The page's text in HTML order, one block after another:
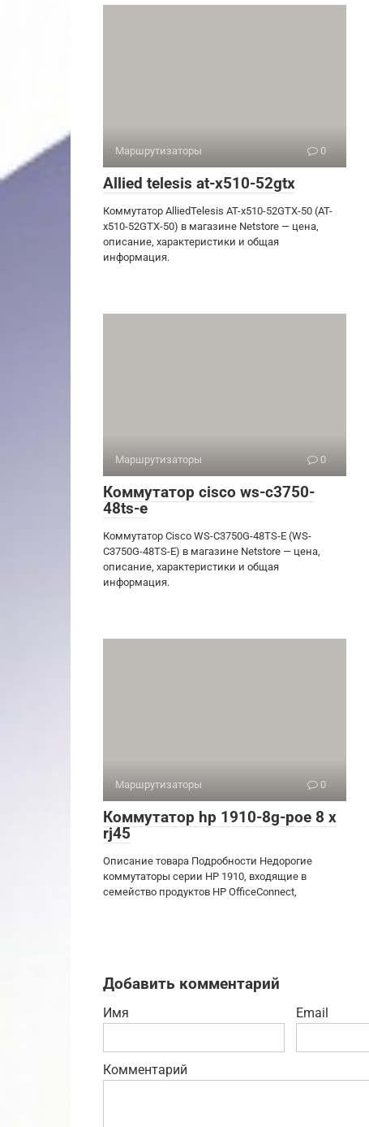
Маршрутизаторы 0
Allied telesis at-x510-52gtx
Коммутатор AlliedTelesis AT-x510-52GTX-50 (AT-
x510-52GTX-50) в магазине Netstore — цена,
описание, характеристики и общая
информация.
Маршрутизаторы 0
Коммутатор cisco ws-c3750-
48ts-e
Коммутатор Cisco WS-C3750G-48TS-E (WS-
C3750G-48TS-E) в магазине Netstore — цена,
описание, характеристики и общая
информация.
Маршрутизаторы 0
Коммутатор hp 1910-8g-poe 8 x
rj45
Описание товара Подробности Недорогие
коммутаторы серии HP 1910, входящие в
семейство продуктов HP OfficeConnect,
Добавить комментарий
Имя Email
Комментарий